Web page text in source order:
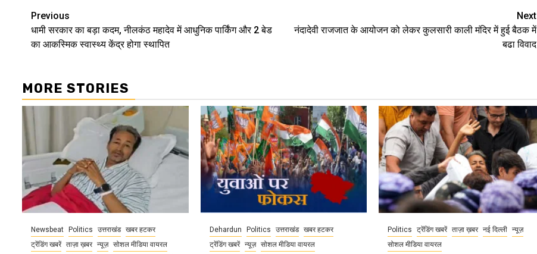
Continue
Reading
Previous
धामी सरकार का बड़ा कदम, नीलकंठ महादेव में आधुनिक पार्किंग और 2 बेड
का आकस्मिक स्वास्थ्य केंद्र होगा स्थापित
Next
नंदादेवी राजजात के आयोजन को लेकर कुलसारी काली मंदिर में हुई बैठक में
बढा विवाद
MORE STORIES
Newsbeat Politics उत्तराखंड खबर हटकर
ट्रेंडिंग खबरें ताज़ा ख़बर न्यूज़ सोशल मीडिया वायरल
Dehardun Politics उत्तराखंड खबर हटकर
ट्रेंडिंग खबरें न्यूज़ सोशल मीडिया वायरल
Politics ट्रेंडिंग खबरें ताज़ा ख़बर नई दिल्ली न्यूज़
सोशल मीडिया वायरल